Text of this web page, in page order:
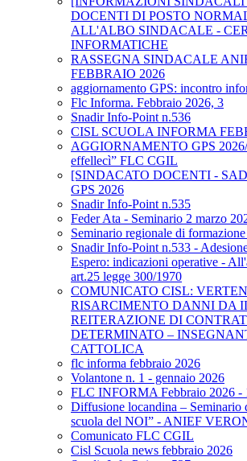
DOCENTI DI POSTO
ALL'ALBO SINDACALE -
INFORMATICHE
RASSEGNA SINDACALE
FEBBRAIO 2026
aggiornamento GPS: incontro
Flc Informa. Febbraio 2026, 3
Snadir Info-Point n.536
CISL SCUOLA INFORMA
AGGIORNAMENTO GPS 2026/
effellecì” FLC CGIL
[SINDACATO DOCENTI -
GPS 2026
Snadir Info-Point n.535
Feder Ata - Seminario 2 marzo
Seminario regionale di
Snadir Info-Point n.533 -
Espero: indicazioni operative -
art.25 legge 300/1970
COMUNICATO CISL:
RISARCIMENTO DANNI DA
REITERAZIONE DI
DETERMINATO –
CATTOLICA
flc informa febbraio 2026
Volantone n. 1 - gennaio 2026
FLC INFORMA Febbraio 2026 -
Diffusione locandina – Seminario
scuola del NOI” - ANIEF
Comunicato FLC CGIL
Cisl Scuola news febbraio 2026